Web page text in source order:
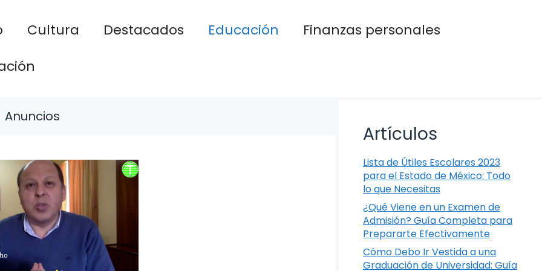
Cultura Destacados Educación
Finanzas personales
Anuncios
Artículos
Lista de Útiles Escolares 2023
para el Estado de México: Todo
lo que Necesitas
¿Qué Viene en un Examen de
Admisión? Guía Completa para
Prepararte Efectivamente
Cómo Debo Ir Vestida a una
Graduación de Universidad: Guía